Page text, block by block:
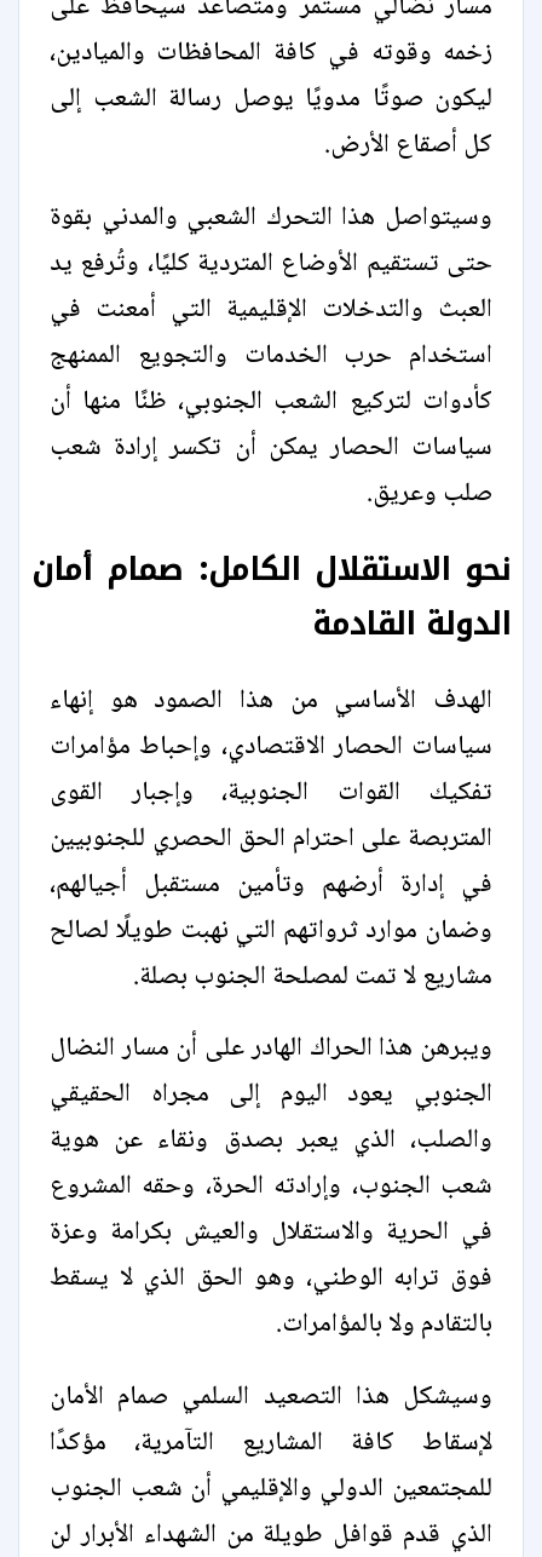
زخمه وقوته في كافة المحافظات والميادين،
ليكون صوتًا مدويًا يوصل رسالة الشعب إلى
كل أصقاع الأرض.
وسيتواصل هذا التحرك الشعبي والمدني بقوة
حتى تستقيم الأوضاع المتردية كليًا، وتُرفع يد
العبث والتدخلات الإقليمية التي أمعنت في
استخدام حرب الخدمات والتجويع الممنهج
كأدوات لتركيع الشعب الجنوبي، ظنًا منها أن
سياسات الحصار يمكن أن تكسر إرادة شعب
صلب وعريق.
نحو الاستقلال الكامل: صمام أمان
الدولة القادمة
الهدف الأساسي من هذا الصمود هو إنهاء
سياسات الحصار الاقتصادي، وإحباط مؤامرات
تفكيك القوات الجنوبية، وإجبار القوى
المتربصة على احترام الحق الحصري للجنوبيين
في إدارة أرضهم وتأمين مستقبل أجيالهم،
وضمان موارد ثرواتهم التي نهبت طويلًا لصالح
مشاريع لا تمت لمصلحة الجنوب بصلة.
ويبرهن هذا الحراك الهادر على أن مسار النضال
الجنوبي يعود اليوم إلى مجراه الحقيقي
والصلب، الذي يعبر بصدق ونقاء عن هوية
شعب الجنوب، وإرادته الحرة، وحقه المشروع
في الحرية والاستقلال والعيش بكرامة وعزة
فوق ترابه الوطني، وهو الحق الذي لا يسقط
بالتقادم ولا بالمؤامرات.
وسيشكل هذا التصعيد السلمي صمام الأمان
لإسقاط كافة المشاريع التآمرية، مؤكدًا
للمجتمعين الدولي والإقليمي أن شعب الجنوب
الذي قدم قوافل طويلة من الشهداء الأبرار لن